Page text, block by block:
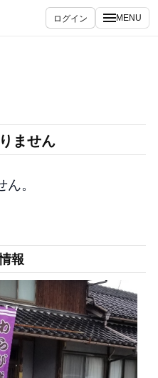
ログイン MENU
ません
。
報